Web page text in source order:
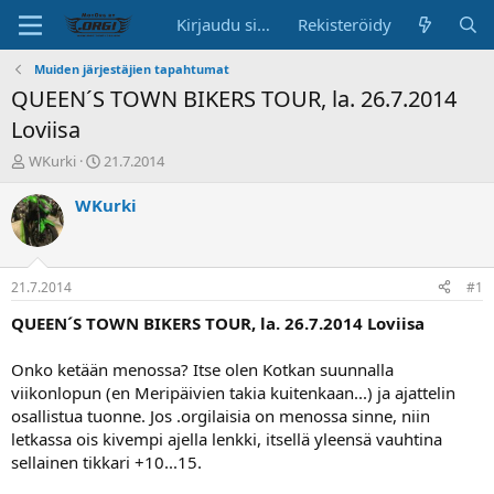
Kirjaudu sisään Rekisteröidy
Muiden järjestäjien tapahtumat
QUEEN´S TOWN BIKERS TOUR, la. 26.7.2014
Loviisa
K
s
k
u
s
t
e
l
a
l
o
i
t
WKurki
A
o
p
ä
ä
21.7.2014
WKurki
21.7.2014 #1
QUEEN´S TOWN BIKERS TOUR, la. 26.7.2014 Loviisa
Onko ketään menossa? Itse olen Kotkan suunnalla
viikonlopun (en Meripäivien takia kuitenkaan...) ja ajattelin
osallistua tuonne. Jos .orgilaisia on menossa sinne, niin
letkassa ois kivempi ajella lenkki, itsellä yleensä vauhtina
sellainen tikkari +10...15.